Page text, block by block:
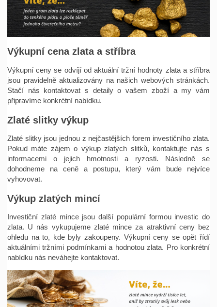
Výkupní cena zlata a stříbra
Výkupní ceny se odvíjí od aktuální tržní hodnoty zlata a stříbra
jsou pravidelně aktualizovány na našich webových stránkách.
Stačí nás kontaktovat s detaily o vašem zboží a my vám
připravíme konkrétní nabídku.
Zlaté slitky výkup
Zlaté slitky jsou jednou z nejčastějších forem investičního zlata.
Pokud máte zájem o výkup zlatých slitků, kontaktujte nás s
informacemi o jejich hmotnosti a ryzosti. Následně se
dohodneme na ceně a postupu, který vám bude nejvíce
vyhovovat.
Výkup zlatých mincí
Investiční zlaté mince jsou další populární formou investic do
zlata. U nás vykupujeme zlaté mince za atraktivní ceny bez
ohledu na to, kde byly zakoupeny. Výkupní ceny se opět řídí
aktuálními tržními podmínkami a hodnotou zlata. Pro konkrétní
nabídku nás neváhejte kontaktovat.
Můj seznam přání ×
add_circle_outline Vytvořit nový seznam
((modalTitle)) ×
((confirmMessage))
((cancelText)) ((modalDeleteText))
Vytvořit seznam přání ×
Název seznamu přání
Zrušit Vytvořit seznam přání
Přihlásit se ×
Musíte být přihlášen, abyste si mohli výrobky uložit do
svého seznamu přání.
Zrušit Přihlásit se